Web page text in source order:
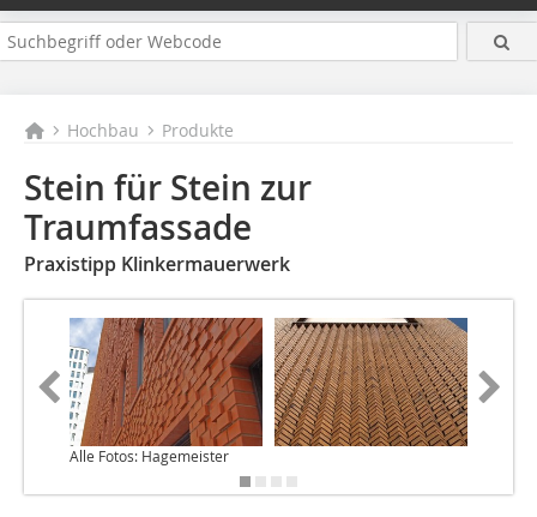
Hochbau Produkte
Stein für Stein zur
Traumfassade
Praxistipp Klinkermauerwerk
Alle Fotos: Hagemeister